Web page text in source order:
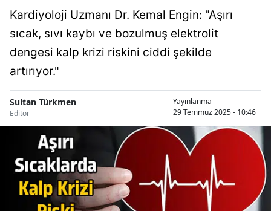
Artvin
Aydın
Bilecik
Bingöl
Bitlis
Bolu
Burdur
Kardiyoloji Uzmanı Dr. Kemal Engin: "Aşırı
sıcak, sıvı kaybı ve bozulmuş elektrolit
dengesi kalp krizi riskini ciddi şekilde
artırıyor."
Sultan Türkmen
Editör
Yayınlanma
29 Temmuz 2025 - 10:46